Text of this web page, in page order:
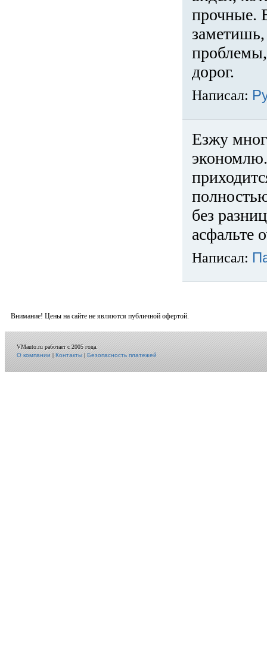
прочные.
проблемы,
дорог.
Написал:
Езжу
без
асфальте
Написал:
Внимание! Цены на сайте не являются публичной офертой.
VMauto.ru работает с 2005 года.
О компании|Контакты|Безопасность платежей